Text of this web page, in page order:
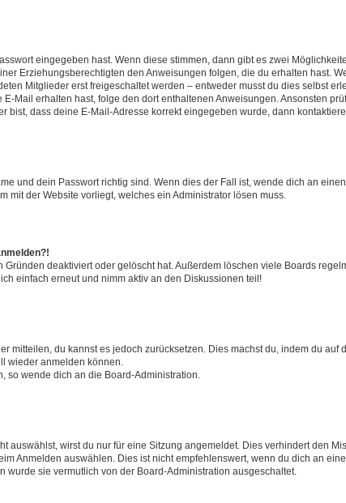
eingegeben hast. Wenn diese stimmen, dann gibt es zwei
Erziehungsberechtigten den Anweisungen folgen, die du erhalten hast.
Mitglieder erst freigeschaltet werden – entweder musst du dies selbst
Mail erhalten hast, folge den dort enthaltenen Anweisungen. Ansonsten
dass deine E-Mail-Adresse korrekt eingegeben wurde, dann
und dein Passwort richtig sind. Wenn dies der Fall ist, wende dich an
der Website vorliegt, welches ein Administrator lösen muss.
deaktiviert oder gelöscht hat. Außerdem löschen viele Boards
einfach erneut und nimm aktiv an den Diskussionen teil!
mitteilen, du kannst es jedoch zurücksetzen. Dies machst du, indem du auf
wieder anmelden können.
so wende dich an die Board-Administration.
auswählst, wirst du nur für eine Sitzung angemeldet. Dies verhindert den
Anmelden auswählen. Dies ist nicht empfehlenswert, wenn du dich an
wurde sie vermutlich von der Board-Administration ausgeschaltet.